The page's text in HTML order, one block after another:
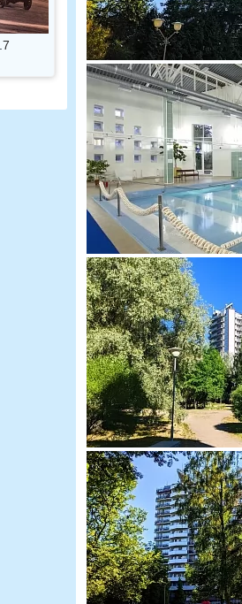
7
+7 495 215 5755 доб.
+7 925-084-93-70